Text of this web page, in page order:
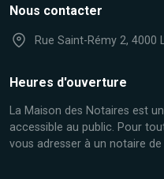
Nous contacter
Rue Saint-Rémy 2, 4000
Heures d'ouverture
La Maison des Notaires est
accessible au public. Pour
vous adresser à un notaire